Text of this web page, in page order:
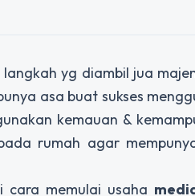
yg diambil jua
asa buat sukses
kemauan &
rumah agar
cara memulai usaha